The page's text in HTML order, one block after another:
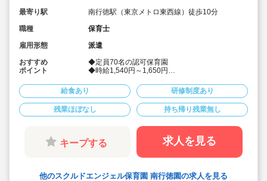
最寄り駅
南行徳駅（東京メトロ東西線）徒歩10分
職種
保育士
雇用形態
派遣
おすすめ
ポイント
◆定員70名の認可保育園
◆時給1,540円～1,650円
◆社会保険完備！
◆皆勤手当あり♪
◆派遣でのお仕事
◆リトミック・幼児体育、世界で通用する語学力
英会話など、質の高い幼児教育プログラムを提供
しております。
給食あり 研修制度あり
残業ほぼなし 持ち帰り残業無し
キープする 求人を見る
他のスクルドエンジェル保育園 南行徳園の求人を見る